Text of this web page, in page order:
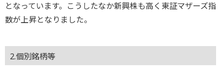
となっています。こうしたなか新興株も高く東証マザーズ指
数が上昇となりました。
2.個別銘柄等